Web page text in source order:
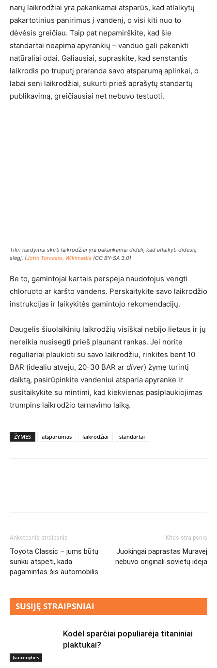
narų laikrodžiai yra pakankamai atsparūs, kad atlaikytų
pakartotinius panirimus į vandenį, o visi kiti nuo to
dėvėsis greičiau. Taip pat nepamirškite, kad šie
standartai neapima apyrankių – vanduo gali pakenkti
natūraliai odai. Galiausiai, supraskite, kad senstantis
laikrodis po truputį praranda savo atsparumą aplinkai, o
labai seni laikrodžiai, sukurti prieš aprašytų standartų
publikavimą, greičiausiai net nebuvo testuoti.
Tikri nardymui skirti laikrodžiai yra pakankamai dideli, kad atlaikyti didesnį
slėgį. (John Torcasio, Wikimedia (CC BY-SA 3.0)
Be to, gamintojai kartais perspėja naudotojus vengti
chloruoto ar karšto vandens. Perskaitykite savo laikrodžio
instrukcijas ir laikykitės gamintojo rekomendacijų.
Daugelis šiuolaikinių laikrodžių visiškai nebijo lietaus ir jų
nereikia nusisegti prieš plaunant rankas. Jei norite
reguliariai plaukioti su savo laikrodžiu, rinkitės bent 10
BAR (idealiu atveju, 20-30 BAR ar diver) žymę turintį
daiktą, pasirūpinkite vandeniui atsparia apyranke ir
susitaikykite su mintimi, kad kiekvienas pasiplaukiojimas
trumpins laikrodžio tarnavimo laiką.
ŽYMĖS atsparumas laikrodžiai standartai
Ankstesnis straipsnis
Toyota Classic – jums būtų
sunku atspėti, kada
pagamintas šis automobilis
Kitas straipsnis
Juokingai paprastas Muravej
nebuvo originali sovietų idėja
SUSIJĘ STRAIPSNIAI
Įvairenybės
Kodėl sparčiai populiarėja titaniniai
plaktukai?